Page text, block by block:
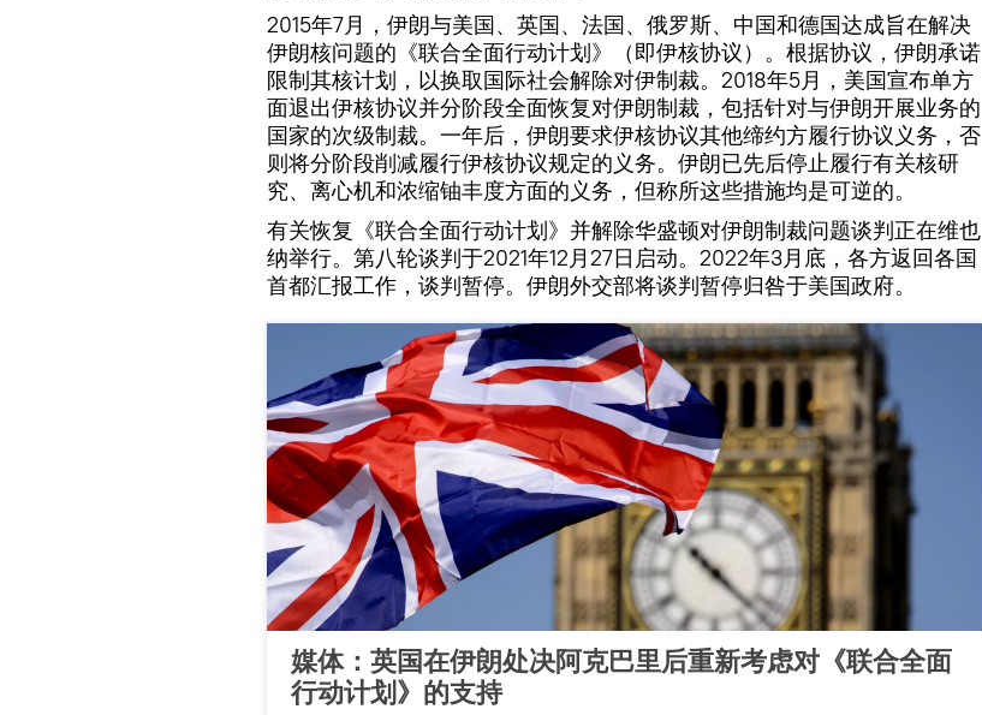
2015年7月，伊朗与美国、英国、法国、俄罗斯、中国和德国达成旨在解决
伊朗核问题的《联合全面行动计划》（即伊核协议）。根据协议，伊朗承诺
限制其核计划，以换取国际社会解除对伊制裁。2018年5月，美国宣布单方
面退出伊核协议并分阶段全面恢复对伊朗制裁，包括针对与伊朗开展业务的
国家的次级制裁。一年后，伊朗要求伊核协议其他缔约方履行协议义务，否
则将分阶段削减履行伊核协议规定的义务。伊朗已先后停止履行有关核研
究、离心机和浓缩铀丰度方面的义务，但称所这些措施均是可逆的。
有关恢复《联合全面行动计划》并解除华盛顿对伊朗制裁问题谈判正在维也
纳举行。第八轮谈判于2021年12月27日启动。2022年3月底，各方返回各国
首都汇报工作，谈判暂停。伊朗外交部将谈判暂停归咎于美国政府。
媒体：英国在伊朗处决阿克巴里后重新考虑对《联合全面
行动计划》的支持